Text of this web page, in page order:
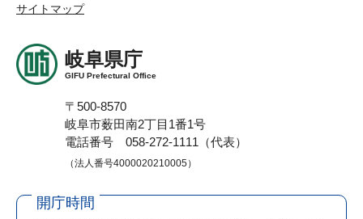
サイトマップ
岐阜県庁
GIFU Prefectural Office
〒500-8570
岐阜市薮田南2丁目1番1号
電話番号 058-272-1111（代表）
（法人番号4000020210005）
開庁時間